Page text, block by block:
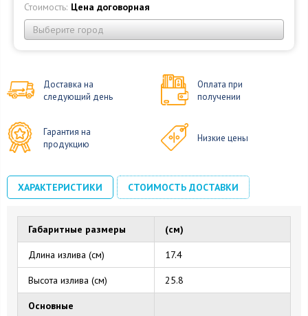
Стоимость: Цена договорная
Выберите город
Доставка на
следующий день
Оплата при
получении
Гарантия на
продукцию
Низкие цены
ХАРАКТЕРИСТИКИ СТОИМОСТЬ ДОСТАВКИ
Габаритные размеры (см)
Длина излива (см) 17.4
Высота излива (см) 25.8
Основные